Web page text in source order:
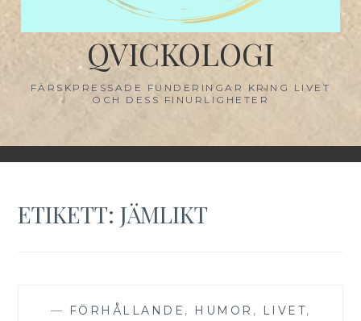
QVICKOLOGI
FÄRSKPRESSADE FUNDERINGAR KRING LIVET
OCH DESS FINURLIGHETER
ETIKETT:JÄMLIKT
— FÖRHÅLLANDE , HUMOR , LIVET,